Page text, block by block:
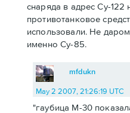
снаряда в адрес Су-122
противотанковое
использовали. Не
именно Су-85.
mfdukn
May 2 2007, 21:26:19 UTC
"гаубица М-30